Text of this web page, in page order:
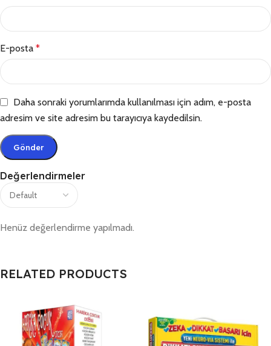
Değerlendirmeler
Henüz değerlendirme yapılmadı.
E-posta *
Daha sonraki yorumlarımda kullanılması için adım, e-posta
adresim ve site adresim bu tarayıcıya kaydedilsin.
RELATED PRODUCTS